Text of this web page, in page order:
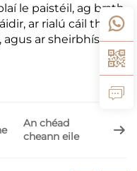
le paistéil, ag brath
ar rialú cáil thar a
ar sheirbhísí
An chéad
cheann eile